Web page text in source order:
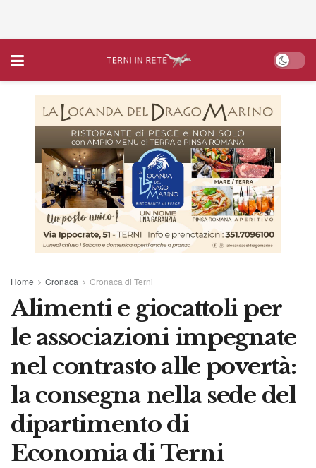
Home Cronaca Cronaca di Terni
Alimenti e giocattoli per
le associazioni impegnate
nel contrasto alle povertà:
la consegna nella sede del
dipartimento di
Economia di Terni